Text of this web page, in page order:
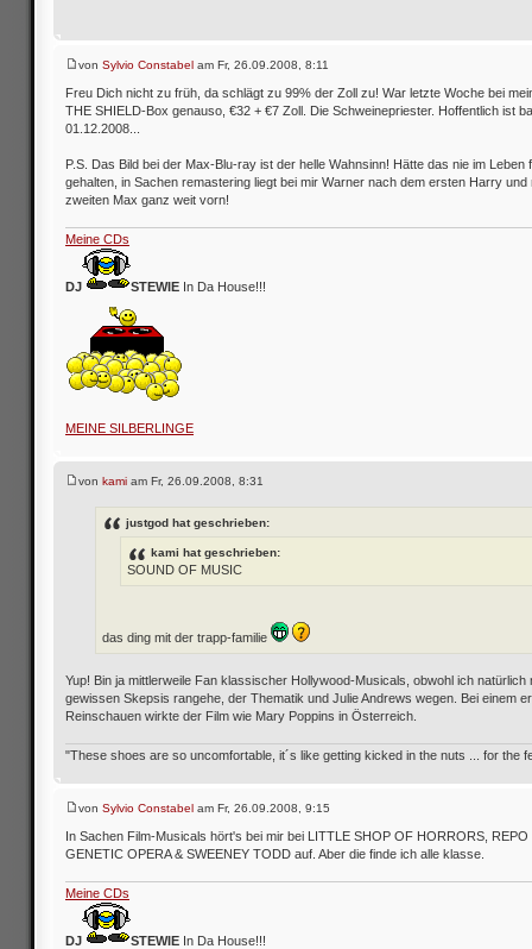
von Sylvio Constabel am Fr, 26.09.2008, 8:11
Freu Dich nicht zu früh, da schlägt zu 99% der Zoll zu! War letzte Woche bei
THE SHIELD-Box genauso, €32 + €7 Zoll. Die Schweinepriester. Hoffentlich ist
01.12.2008...
P.S. Das Bild bei der Max-Blu-ray ist der helle Wahnsinn! Hätte das nie im Leben
gehalten, in Sachen remastering liegt bei mir Warner nach dem ersten Harry und
zweiten Max ganz weit vorn!
Meine CDs
DJ STEWIE In Da House!!!
MEINE SILBERLINGE
von kami am Fr, 26.09.2008, 8:31
justgod hat geschrieben:
kami hat geschrieben:
SOUND OF MUSIC
das ding mit der trapp-familie
Yup! Bin ja mittlerweile Fan klassischer Hollywood-Musicals, obwohl ich natürlich
gewissen Skepsis rangehe, der Thematik und Julie Andrews wegen. Bei einem
Reinschauen wirkte der Film wie Mary Poppins in Österreich.
"These shoes are so uncomfortable, it´s like getting kicked in the nuts ... for the
von Sylvio Constabel am Fr, 26.09.2008, 9:15
In Sachen Film-Musicals hört's bei mir bei LITTLE SHOP OF HORRORS, REPO
GENETIC OPERA & SWEENEY TODD auf. Aber die finde ich alle klasse.
Meine CDs
DJ STEWIE In Da House!!!